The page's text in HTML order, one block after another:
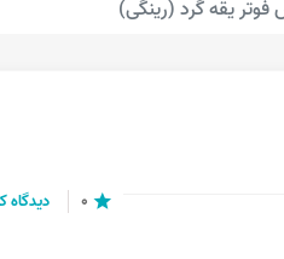
یقه گرد (رینگی)
star
0 دیدگاه